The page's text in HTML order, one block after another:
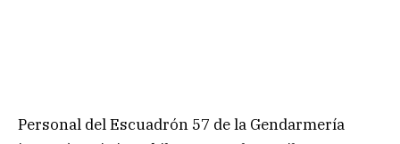
Personal del Escuadrón 57 de la Gendarmería